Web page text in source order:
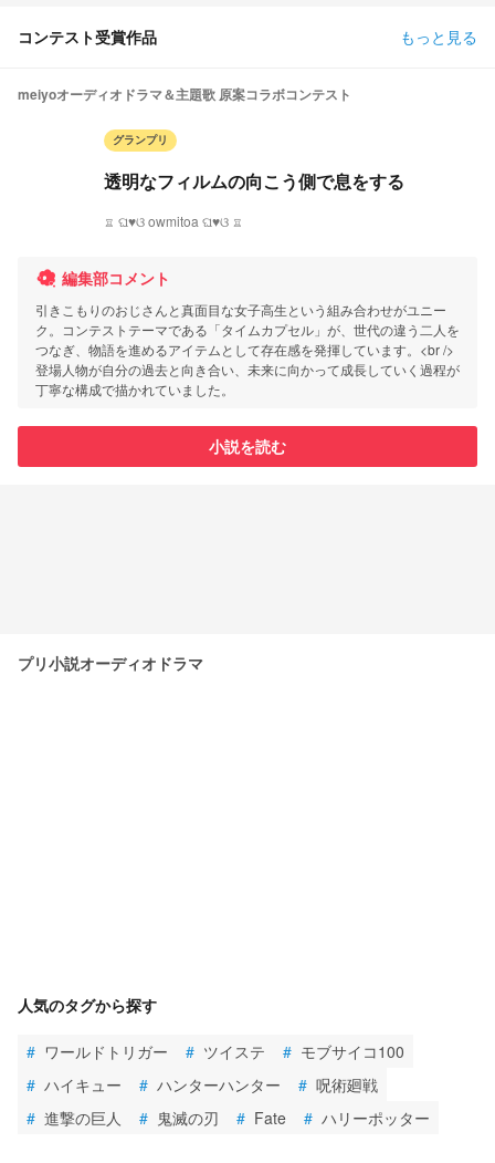
コンテスト受賞作品 もっと見る
meiyoオーディオドラマ＆主題歌 原案コラボコンテスト
グランプリ
透明なフィルムの向こう側で息をする
♖ ଘ♥ଓ owmitoa ଘ♥ଓ ♖
編集部コメント
引きこもりのおじさんと真面目な女子高生という組み合わせがユニー
ク。コンテストテーマである「タイムカプセル」が、世代の違う二人を
つなぎ、物語を進めるアイテムとして存在感を発揮しています。<br />
登場人物が自分の過去と向き合い、未来に向かって成長していく過程が
丁寧な構成で描かれていました。
小説を読む
プリ小説オーディオドラマ
人気のタグから探す
# ワールドトリガー # ツイステ # モブサイコ100
# ハイキュー # ハンターハンター # 呪術廻戦
# 進撃の巨人 # 鬼滅の刃 # Fate # ハリーポッター